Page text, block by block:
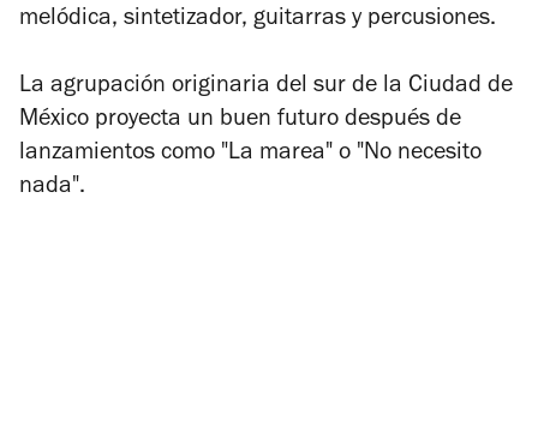
melódica, sintetizador, guitarras y percusiones.
La agrupación originaria del sur de la Ciudad de
México proyecta un buen futuro después de
lanzamientos como "La marea" o "No necesito
nada".